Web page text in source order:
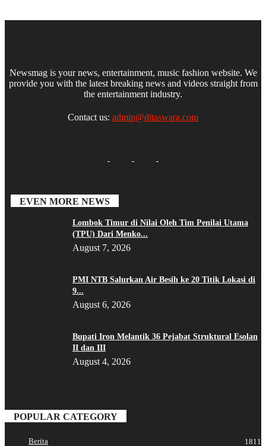
Newsmag is your news, entertainment, music fashion website. We
provide you with the latest breaking news and videos straight from
the entertainment industry.
Contact us: admin@ditaswara.com
EVEN MORE NEWS
Lombok Timur di Nilai Oleh Tim Penilai Utama
(TPU) Dari Menko...
August 7, 2026
PMI NTB Salurkan Air Besih ke 20 Titik Lokasi di
9...
August 6, 2026
Bupati Iron Melantik 36 Pejabat Struktural Esolan
II dan III
August 4, 2026
POPULAR CATEGORY
Berita 1811